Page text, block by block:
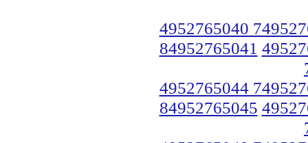
4952765040
84952765041
4952765044
84952765045